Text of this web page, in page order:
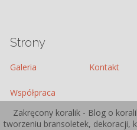
Strony
Galeria Kontakt
Współpraca
Zakręcony koralik - Blog o
tworzeniu bransoletek, dekoracji,